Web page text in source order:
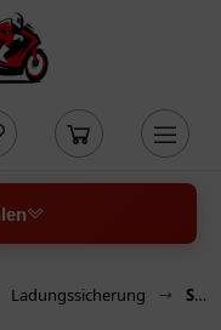
Ladungssicherung Spanngurte / Spannbänder